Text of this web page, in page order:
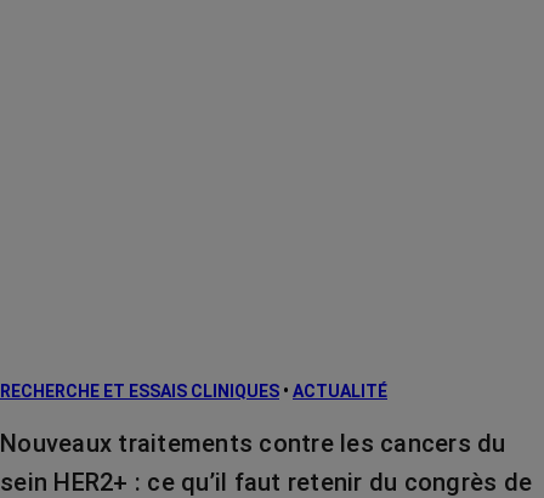
RECHERCHE ET ESSAIS CLINIQUES • ACTUALITÉ
Nouveaux traitements contre les cancers du
sein HER2+ : ce qu’il faut retenir du congrès de